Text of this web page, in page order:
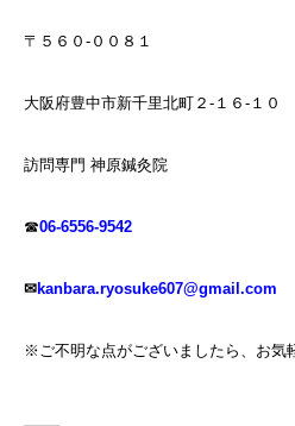
〒５６０-００８１
大阪府豊中市新千里北町２-１６-１０
訪問専門 神原鍼灸院
☎06-6556-9542
✉kanbara.ryosuke607@gmail.com
※ご不明な点がございましたら、お気